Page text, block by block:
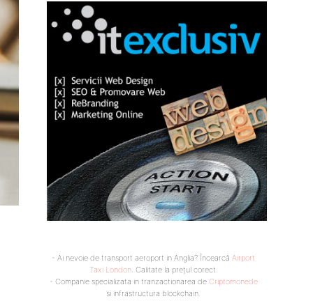
- Ai nevoie de transport aeroport in Anglia? Încearcă Airport
Taxi London. Calitate la prețul corect.
- Companie specializata in tranzactionarea de Criptomonede
si infrastructura blockchain.